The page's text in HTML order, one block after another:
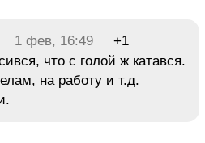
1 фев, 16:49
+1
что с голой ж катався.
на работу и т.д.